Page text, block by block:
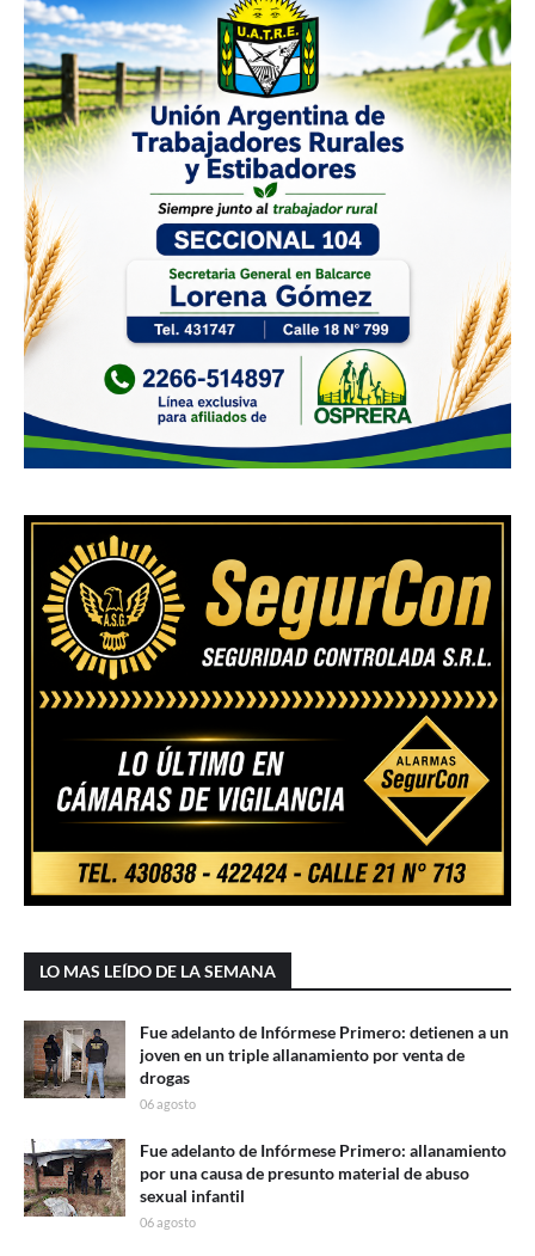
LO MAS LEÍDO DE LA SEMANA
Fue adelanto de Infórmese Primero: detienen a un
joven en un triple allanamiento por venta de
drogas
06 agosto
Fue adelanto de Infórmese Primero: allanamiento
por una causa de presunto material de abuso
sexual infantil
06 agosto